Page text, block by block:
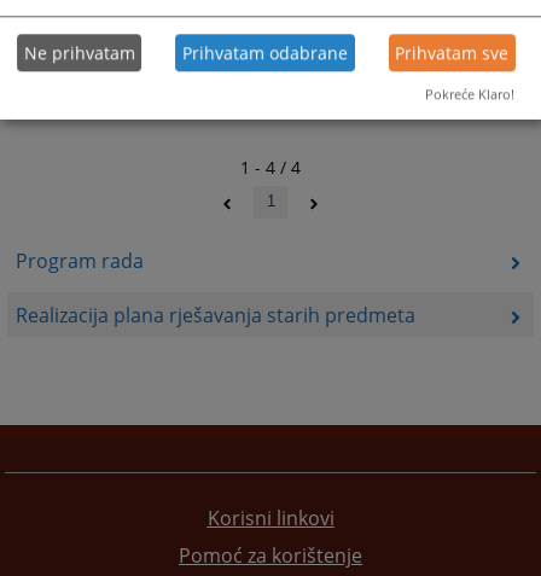
Program rada
Realizacija plana rješavanja starih predmeta
1 - 4 / 4
1
Korisni linkovi
Pomoć za korištenje
Ne prihvatam Prihvatam odabrane Prihvatam sve
Pokreće Klaro!